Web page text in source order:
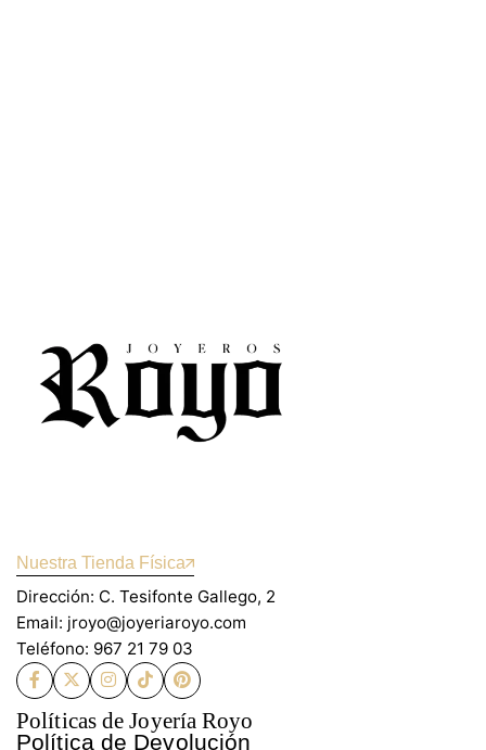
Nuestra Tienda Física
Dirección: C. Tesifonte Gallego, 2
Email: jroyo@joyeriaroyo.com
Teléfono: 967 21 79 03
Políticas de Joyería Royo
Política de Devolución